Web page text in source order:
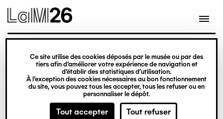
Gestion des cookies
Ce site utilise des cookies déposés par le musée ou par des
tiers afin d’améliorer votre expérience de navigation et
d’établir des statistiques d’utilisation.
À l’exception des cookies nécessaires au bon fonctionnement
du site, vous pouvez tous les accepter, tous les refuser ou en
personnaliser le dépôt.
Tout accepter Tout refuser
contenu